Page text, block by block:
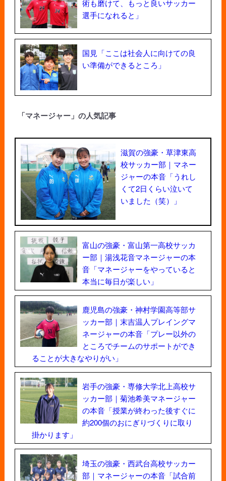
術も磨けて、もっと良いサッカー
選手になれると」
国見「ここは社会人に向けての良
い準備ができるところ」
「マネージャー」の人気記事
滋賀の強豪・草津東高
校サッカー部｜マネー
ジャーの本音「うれし
くて2日くらい泣いて
いました（笑）」
富山の強豪・富山第一高校サッカ
ー部｜湯浅花音マネージャーの本
音「マネージャーをやっていると
本当に毎日が楽しい」
鹿児島の強豪・神村学園高等部サ
ッカー部｜末吉温人プレイングマ
ネージャーの本音「プレー以外の
ところでチームのサポートができ
ることが大きなやりがい」
岩手の強豪・専修大学北上高校サ
ッカー部｜菊池希美マネージャー
の本音「授業が終わった後すぐに
約200個のおにぎりづくりに取り
掛かります」
埼玉の強豪・西武台高校サッカー
部｜マネージャーの本音「試合前